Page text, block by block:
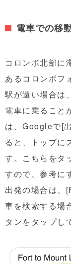
電車での移
コロンボ北部に
あるコロンボフ
駅が遠い場合は
電車に乗ること
は、Googleで[
ると、トップに
す。こちらをタ
すので、参考に
出発の場合は
車を検索する場
タンをタップし